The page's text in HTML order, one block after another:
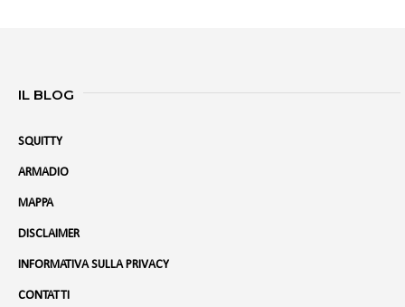
IL BLOG
SQUITTY
ARMADIO
MAPPA
DISCLAIMER
INFORMATIVA SULLA PRIVACY
CONTATTI